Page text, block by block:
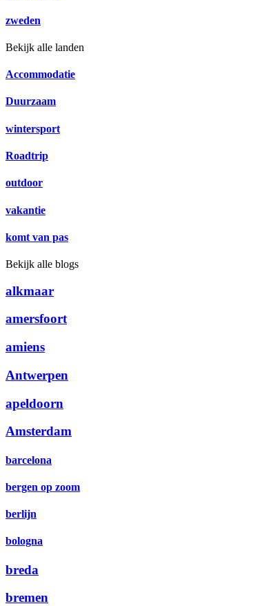
zweden
Bekijk alle landen
Accommodatie
Duurzaam
wintersport
Roadtrip
outdoor
vakantie
komt van pas
Bekijk alle blogs
alkmaar
amersfoort
amiens
Antwerpen
apeldoorn
Amsterdam
barcelona
bergen op zoom
berlijn
bologna
breda
bremen